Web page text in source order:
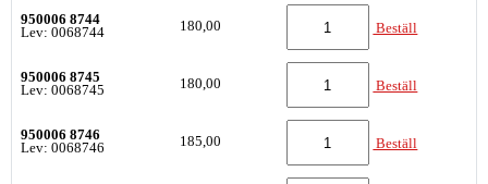
950006 8744
Lev: 0068744
180,00 Beställ
950006 8745
Lev: 0068745
180,00 Beställ
950006 8746
Lev: 0068746
185,00 Beställ